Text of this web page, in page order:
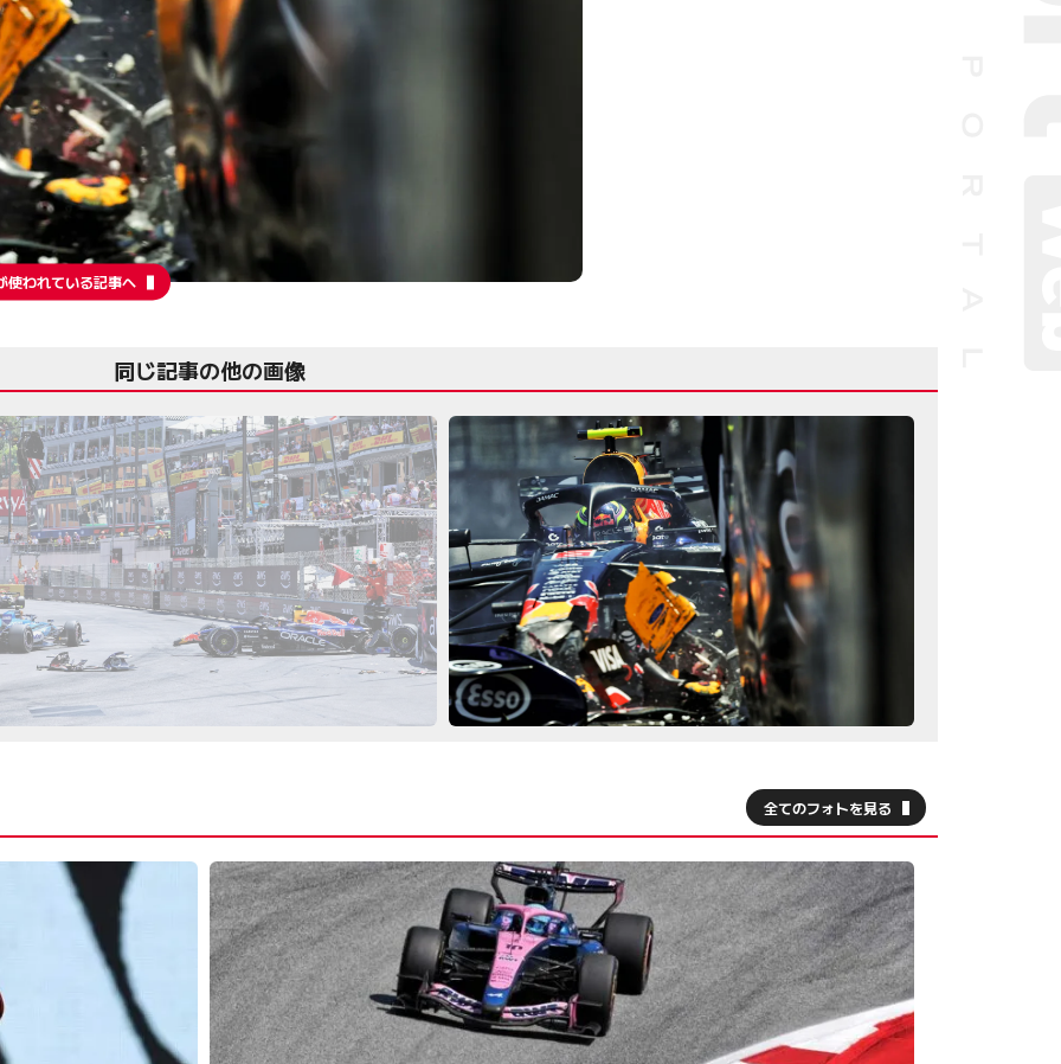
使われている記事へ
同じ記事の他の画像
全てのフォトを見る